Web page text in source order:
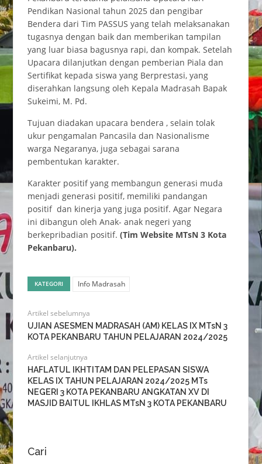
Pendikan Nasional tahun 2025 dan pengibar
Bendera dari Tim PASSUS yang telah melaksanakan
tugasnya dengan baik dan memberikan tampilan
yang luar biasa bagusnya rapi, dan kompak. Setelah
Upacara dilanjutkan dengan pemberian Piala dan
Sertifikat kepada siswa yang Berprestasi, yang
diserahkan langsung oleh Kepala Madrasah Bapak
Sukeimi, M. Pd.
Tujuan diadakan upacara bendera , selain tolak
ukur pengamalan Pancasila dan Nasionalisme
warga Negaranya, juga sebagai sarana
pembentukan karakter.
Karakter positif yang membangun generasi muda
menjadi generasi positif, memiliki pandangan
positif dan kinerja yang juga positif. Agar Negara
ini dibangun oleh Anak- anak negeri yang
berkepribadian positif. (Tim Website MTsN 3 Kota
Pekanbaru).
KATEGORI Info Madrasah
Artikel sebelumnya
UJIAN ASESMEN MADRASAH (AM) KELAS IX MTsN 3
KOTA PEKANBARU TAHUN PELAJARAN 2024/2025
Artikel selanjutnya
HAFLATUL IKHTITAM DAN PELEPASAN SISWA
KELAS IX TAHUN PELAJARAN 2024/2025 MTs
NEGERI 3 KOTA PEKANBARU ANGKATAN XV DI
MASJID BAITUL IKHLAS MTsN 3 KOTA PEKANBARU
Cari